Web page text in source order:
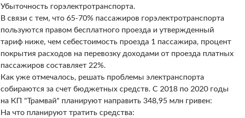
Убыточность горэлектротранспорта.
В связи с тем, что 65-70% пассажиров горэлектротранспорта
пользуются правом бесплатного проезда и утвержденный
тариф ниже, чем себестоимость проезда 1 пассажира, процент
покрытия расходов на перевозку доходами от проезда платных
пассажиров составляет 22%.
Как уже отмечалось, решать проблемы электранспорта
собираются за счет бюджетных средств. С 2018 по 2020 годы
на КП "Трамвай" планируют направить 348,95 млн гривен:
На что планируют тратить средства: